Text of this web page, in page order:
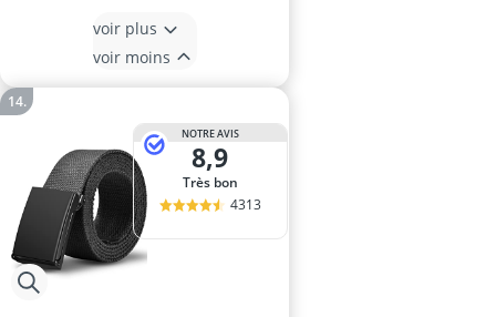
voir plus
voir moins
NOTRE AVIS
8,9
Très bon
4313